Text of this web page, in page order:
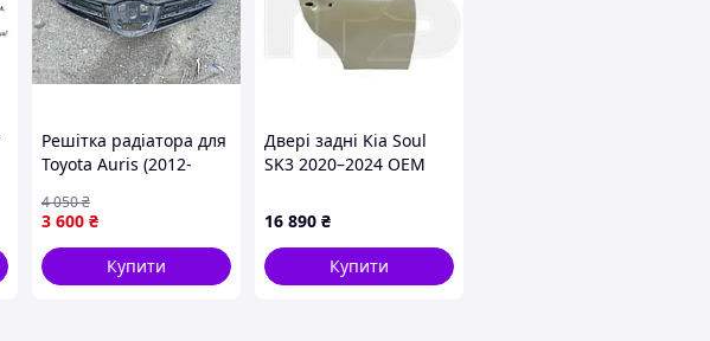
Решітка радіатора для
Toyota Auris (2012-
3 600 ₴
4 050₴
Купити
Двері задні Kia Soul
SK3 2020–2024 OEM
K0000
16 890 ₴
Купити